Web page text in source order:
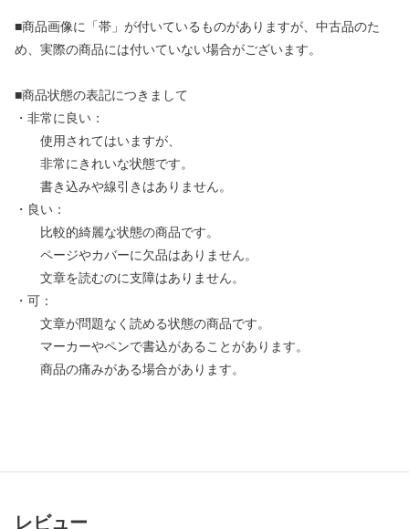
■商品画像に「帯」が付いているものがありますが、中古品のた
め、実際の商品には付いていない場合がございます。
■商品状態の表記につきまして
・非常に良い：
使用されてはいますが、
非常にきれいな状態です。
書き込みや線引きはありません。
・良い：
比較的綺麗な状態の商品です。
ページやカバーに欠品はありません。
文章を読むのに支障はありません。
・可：
文章が問題なく読める状態の商品です。
マーカーやペンで書込があることがあります。
商品の痛みがある場合があります。
レビュー